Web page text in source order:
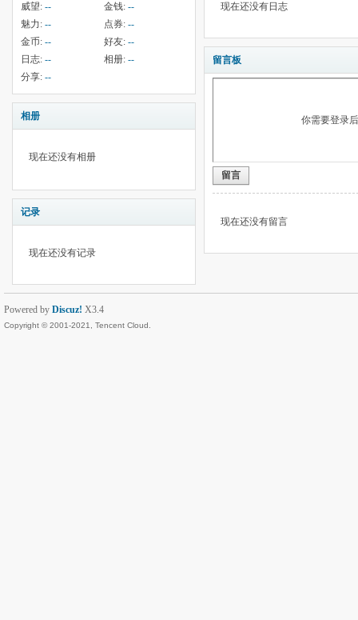
威望: -- 金钱: --
魅力: -- 点券: --
金币: -- 好友: --
日志: -- 相册: --
分享: --
相册
现在还没有相册
记录
现在还没有记录
现在还没有日志
留言板
你需要登录
留言
现在还没有留言
Powered by Discuz! X3.4
Copyright © 2001-2021, Tencent Cloud.